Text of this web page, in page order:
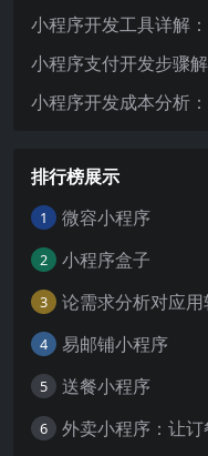
小程序开发工具详解
小程序支付开发步骤
小程序开发成本分析
排行榜展示
1 微容小程序
2 小程序盒子
3 论需求分析对应
4 易邮铺小程序
5 送餐小程序
6 外卖小程序：让